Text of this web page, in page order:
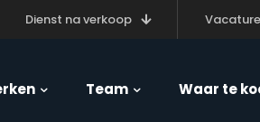
Dienst na verkoop
Team Waar te